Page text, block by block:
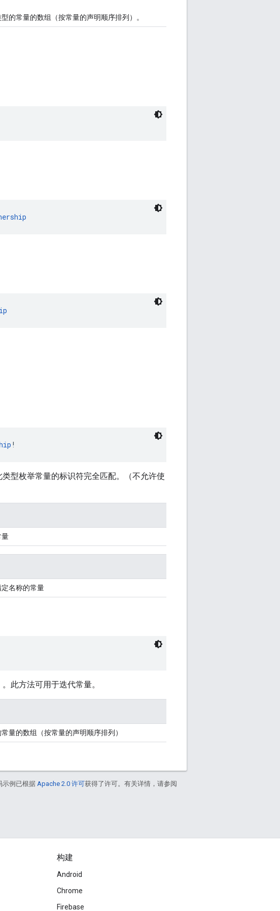
的常量的数组（按常量的声明顺序排列）。
!
型枚举常量的标识符完全匹配。（不允许使
量
名称的常量
此方法可用于迭代常量。
量的数组（按常量的声明顺序排列）
示例已根据 Apache 2.0 许可获得了许可。有关详情，请参阅
构建
Android
Chrome
Firebase